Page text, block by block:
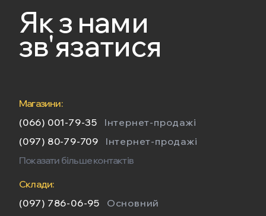
Як з нами
зв'язатися
Магазини:
(066) 001-79-35
Інтернет-продажі
(097) 80-79-709
Інтернет-продажі
Показати більше контактів
Склади:
(097) 786-06-95
Основний